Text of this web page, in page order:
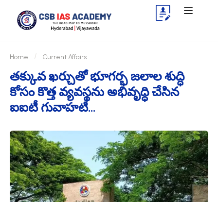
Home Current Affairs
తక్కువ ఖర్చుతో భూగర్భ జలాల శుద్ధి
కోసం కొత్త వ్యవస్థను అభివృద్ధి చేసిన
ఐఐటీ గువాహటి…